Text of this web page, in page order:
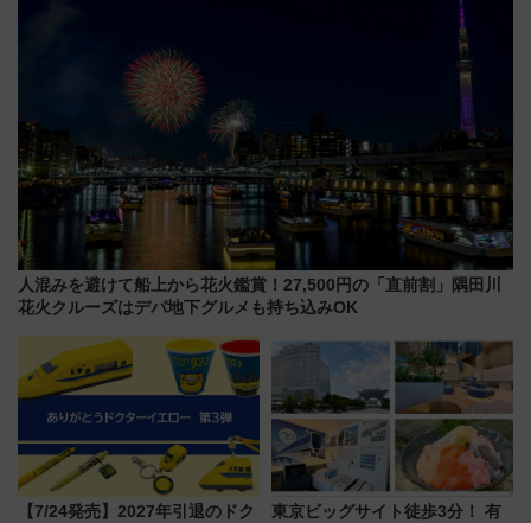
人混みを避けて船上から花火鑑賞！27,500円の「直前割」隅田川
花火クルーズはデパ地下グルメも持ち込みOK
【7/24発売】2027年引退のドク
東京ビッグサイト徒歩3分！ 有